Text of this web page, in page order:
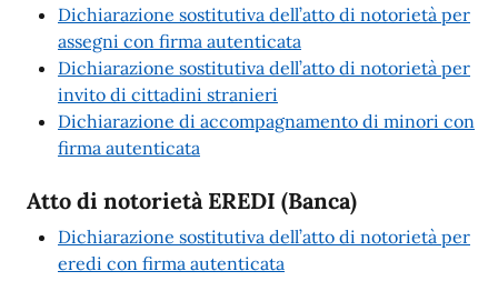
Dichiarazione sostitutiva dell’atto di notorietà per
assegni con firma autenticata
Dichiarazione sostitutiva dell’atto di notorietà per
invito di cittadini stranieri
Dichiarazione di accompagnamento di minori con
firma autenticata
Atto di notorietà EREDI (Banca)
Dichiarazione sostitutiva dell’atto di notorietà per
eredi con firma autenticata